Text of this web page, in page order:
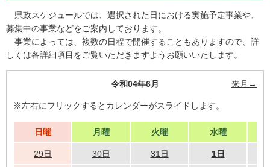
県政スケジュールでは、選択された日における実施予定事業や、
募集中の事業などをご案内しております。
事業によっては、複数の日程で開催することもありますので、詳
しくは各詳細項目をご覧いただきますようお願いいたします。
令和04年6月 来月→
※左右にフリックするとカレンダーがスライドします。
日曜 月曜 火曜 水曜
29日 30日 31日 1日